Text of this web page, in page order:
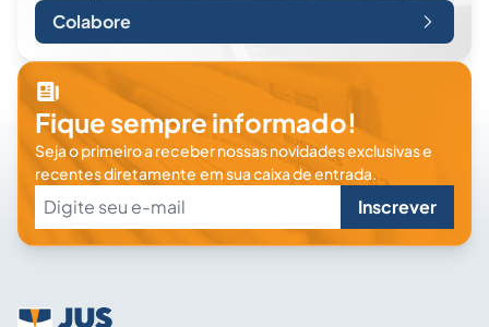
Colabore
Fique sempre informado!
Seja o primeiro a receber nossas novidades exclusivas e
recentes diretamente em sua caixa de entrada.
Inscrever